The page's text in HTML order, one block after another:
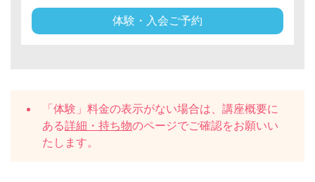
体験・入会ご予約
「体験」料金の表示がない場合は、講座概要に
ある詳細・持ち物のページでご確認をお願いい
たします。